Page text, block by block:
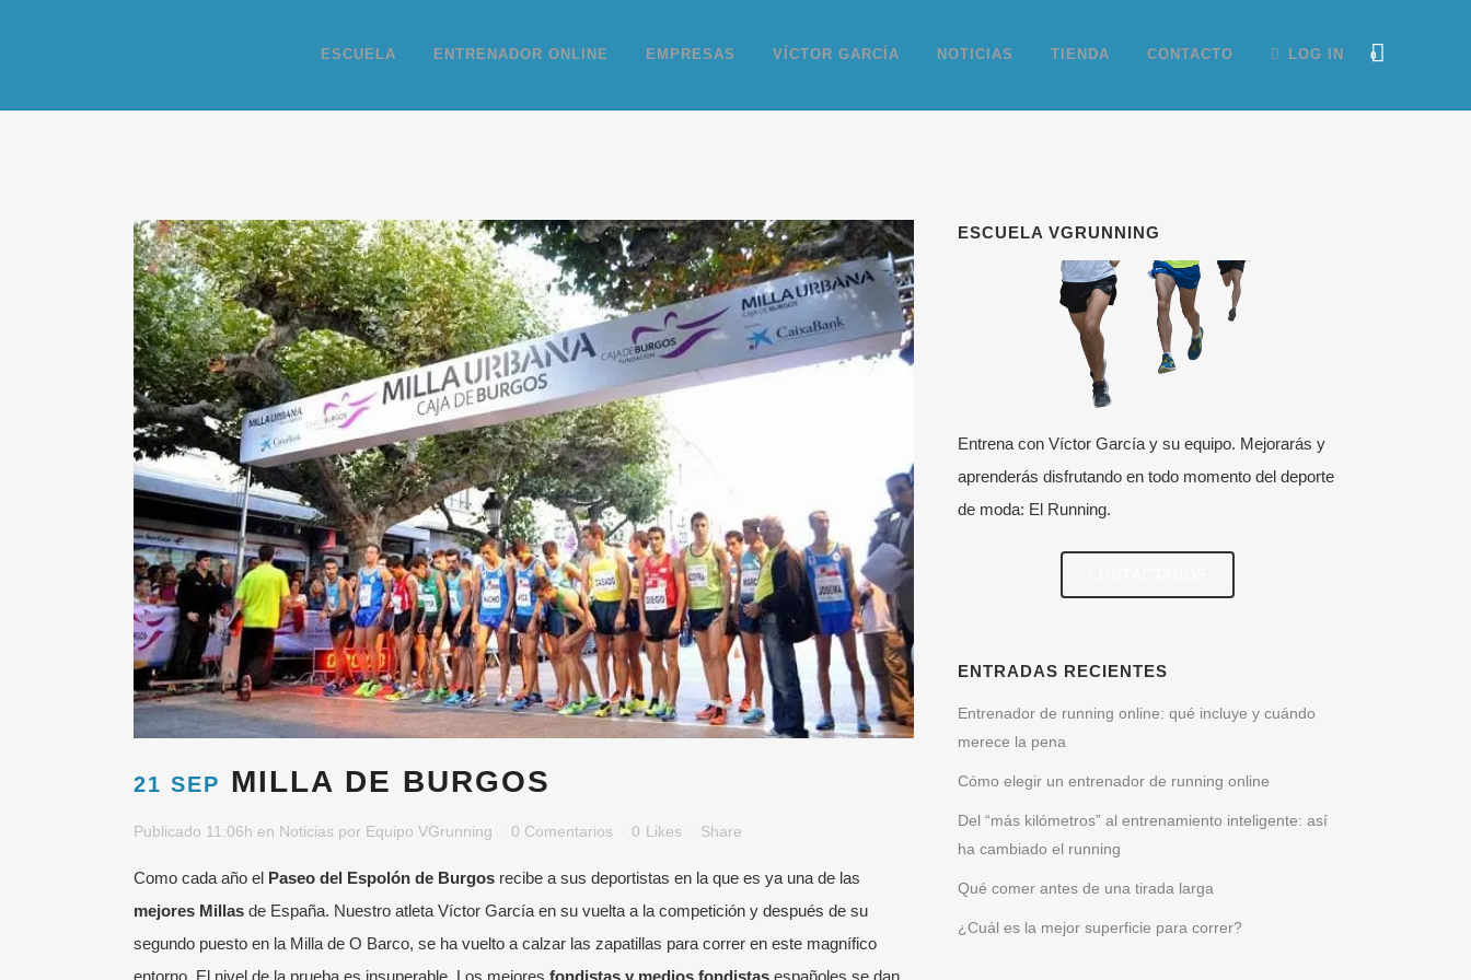
0
ESCUELA ENTRENADOR ONLINE EMPRESAS VÍCTOR GARCÍA NOTICIAS TIENDA CONTACTO LOG IN
21 SEP MILLA DE BURGOS
Publicado 11:06h en Noticias por Equipo VGrunning 0 Comentarios 0 Likes Share
Como cada año el Paseo del Espolón de Burgos recibe a sus deportistas en la que es ya una de las
mejores Millas de España. Nuestro atleta Víctor García en su vuelta a la competición y después de su
segundo puesto en la Milla de O Barco, se ha vuelto a calzar las zapatillas para correr en este magnífico
entorno. El nivel de la prueba es insuperable. Los mejores fondistas y medios fondistas españoles se dan
ESCUELA VGRUNNING
Entrena con Víctor García y su equipo. Mejorarás y
aprenderás disfrutando en todo momento del deporte
de moda: El Running.
ENTRADAS RECIENTES
Entrenador de running online: qué incluye y cuándo
merece la pena
Cómo elegir un entrenador de running online
Del “más kilómetros” al entrenamiento inteligente: así
ha cambiado el running
Qué comer antes de una tirada larga
¿Cuál es la mejor superficie para correr?
¡SÍGUENOS! ÚLTIMAS NOTICIAS MENÚ RÁPIDO